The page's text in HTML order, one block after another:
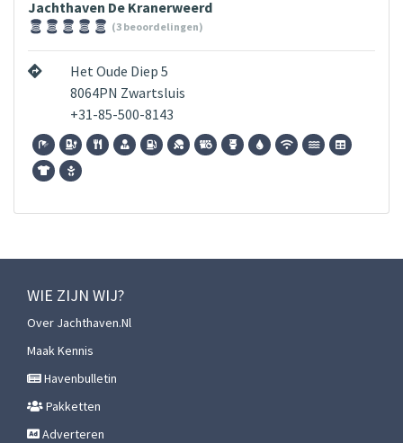
Jachthaven De Kranerweerd
(3 beoordelingen)
Het Oude Diep 5
8064PN Zwartsluis
+31-85-500-8143
WIE ZIJN WIJ?
Over Jachthaven.nl
Maak Kennis
Havenbulletin
Pakketten
Adverteren